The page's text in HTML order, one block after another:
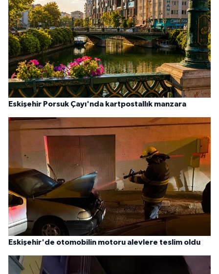
Eskişehir Porsuk Çayı'nda kartpostallık manzara
Eskişehir'de otomobilin motoru alevlere teslim oldu